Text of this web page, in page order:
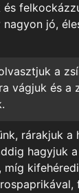
jó,
a
vágjuk és a
rárakjuk a
hagyjuk
míg